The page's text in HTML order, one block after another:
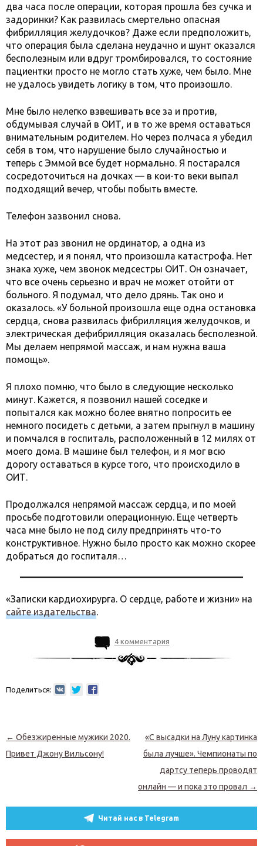
два часа после операции, которая прошла без сучка и
задоринки? Как развилась смертельно опасная
фибрилляция желудочков? Даже если предположить,
что операция была сделана неудачно и шунт оказался
бесполезным или вдруг тромбировался, то состояние
пациентки просто не могло стать хуже, чем было. Мне
не удалось увидеть логику в том, что произошло.
Мне было нелегко взвешивать все за и против,
обдумывая случай в ОИТ, и в то же время оставаться
внимательным родителем. Но через полчаса я убедил
себя в том, что нарушение было случайностью и
теперь с Эммой все будет нормально. Я постарался
сосредоточиться на дочках — в кои-то веки выпал
подходящий вечер, чтобы побыть вместе.
Телефон зазвонил снова.
На этот раз звонил не ординатор, а одна из
медсестер, и я понял, что произошла катастрофа. Нет
знака хуже, чем звонок медсестры ОИТ. Он означает,
что все очень серьезно и врач не может отойти от
больного. Я подумал, что дело дрянь. Так оно и
оказалось. «У больной произошла еще одна остановка
сердца, снова развилась фибрилляция желудочков, и
электрическая дефибрилляция оказалась бесполезной.
Мы делаем непрямой массаж, и нам нужна ваша
помощь».
Я плохо помню, что было в следующие несколько
минут. Кажется, я позвонил нашей соседке и
попытался как можно более внятно попросить ее
немного посидеть с детьми, а затем прыгнул в машину
и помчался в госпиталь, расположенный в 12 милях от
моего дома. В машине был телефон, и я мог всю
дорогу оставаться в курсе того, что происходило в
ОИТ.
Продолжался непрямой массаж сердца, и по моей
просьбе подготовили операционную. Еще четверть
часа мне было не под силу предпринять что-то
конструктивное. Нужно было просто как можно скорее
добраться до госпиталя…
«Записки кардиохирурга. О сердце, работе и жизни» на
сайте издательства.
4 комментария
Поделиться:
Навигация по записям
← Обезжиренные мужики 2020.
Привет Джону Вильсону!
«С высадки на Луну картинка
была лучше». Чемпионаты по
дартсу теперь проводят
онлайн — и пока это провал →
Читай нас в Telegram